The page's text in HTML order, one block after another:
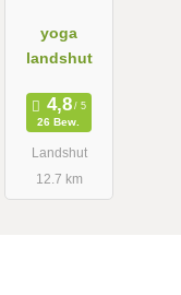
yoga
landshut
26 Bew.
Landshut
12.7 km